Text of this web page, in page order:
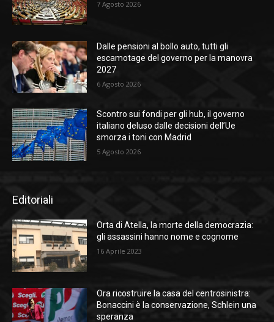
7 Agosto 2026
Dalle pensioni al bollo auto, tutti gli
escamotage del governo per la manovra
2027
6 Agosto 2026
Scontro sui fondi per gli hub, il governo
italiano deluso dalle decisioni dell’Ue
smorza i toni con Madrid
5 Agosto 2026
Editoriali
Orta di Atella, la morte della democrazia:
gli assassini hanno nome e cognome
16 Aprile 2023
Ora ricostruire la casa del centrosinistra:
Bonaccini è la conservazione, Schlein una
speranza